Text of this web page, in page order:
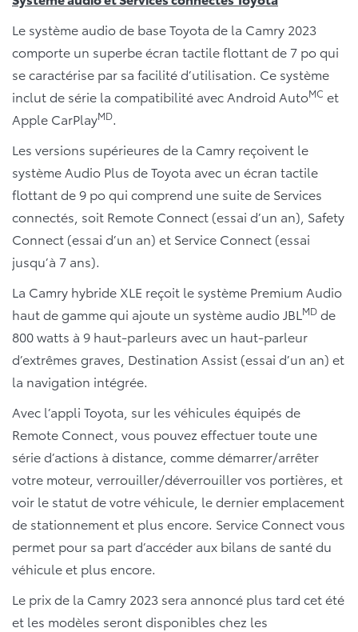
Le système audio de base Toyota de la Camry 2023
comporte un superbe écran tactile flottant de 7 po qui
se caractérise par sa facilité d’utilisation. Ce système
inclut de série la compatibilité avec Android AutoMC et
Apple CarPlayMD.
Les versions supérieures de la Camry reçoivent le
système Audio Plus de Toyota avec un écran tactile
flottant de 9 po qui comprend une suite de Services
connectés, soit Remote Connect (essai d’un an), Safety
Connect (essai d’un an) et Service Connect (essai
jusqu’à 7 ans).
La Camry hybride XLE reçoit le système Premium Audio
haut de gamme qui ajoute un système audio JBL MD de
800 watts à 9 haut-parleurs avec un haut-parleur
d’extrêmes graves, Destination Assist (essai d’un an) et
la navigation intégrée.
Avec l’appli Toyota, sur les véhicules équipés de
Remote Connect, vous pouvez effectuer toute une
série d’actions à distance, comme démarrer/arrêter
votre moteur, verrouiller/déverrouiller vos portières, et
voir le statut de votre véhicule, le dernier emplacement
de stationnement et plus encore. Service Connect vous
permet pour sa part d’accéder aux bilans de santé du
véhicule et plus encore.
Le prix de la Camry 2023 sera annoncé plus tard cet été
et les modèles seront disponibles chez les